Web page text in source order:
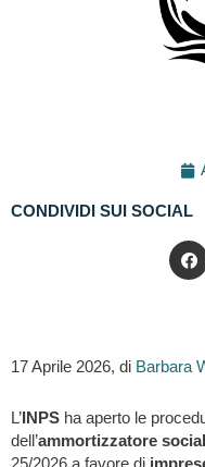
CONDIVIDI SUI SOCIAL
17 Aprile 2026, di Barbara
L’ INPS ha aperto le
dell’ammortizzatore